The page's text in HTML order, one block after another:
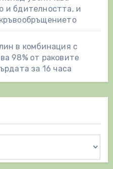
и бдителността, и
в комбинация с
98% от раковите
за 16 часа